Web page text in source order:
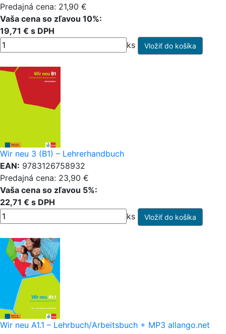
Predajná cena: 21,90 €
Vaša cena so zľavou 10%:
19,71 € s DPH
ks
Wir neu 3 (B1) – Lehrerhandbuch
EAN: 9783126758932
Predajná cena: 23,90 €
Vaša cena so zľavou 5%:
22,71 € s DPH
ks
Wir neu A1.1 – Lehrbuch/Arbeitsbuch + MP3 allango.net